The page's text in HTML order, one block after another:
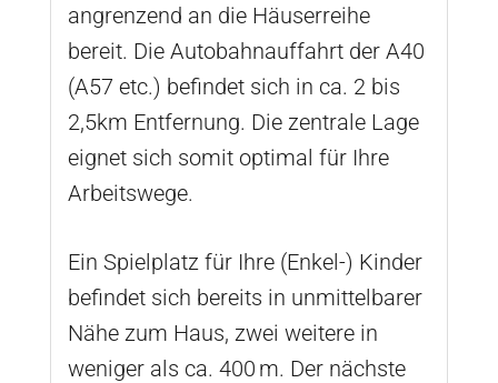
angrenzend an die Häuserreihe
bereit. Die Autobahnauffahrt der A40
(A57 etc.) befindet sich in ca. 2 bis
2,5km Entfernung. Die zentrale Lage
eignet sich somit optimal für Ihre
Arbeitswege.
Ein Spielplatz für Ihre (Enkel-) Kinder
befindet sich bereits in unmittelbarer
Nähe zum Haus, zwei weitere in
weniger als ca. 400 m. Der nächste